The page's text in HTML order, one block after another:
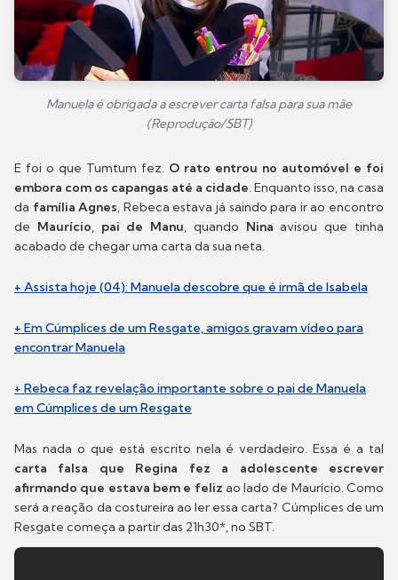
Manuela é obrigada a escrever carta falsa para sua mãe
(Reprodução/SBT)
E foi o que Tumtum fez. O rato entrou no automóvel e foi
embora com os capangas até a cidade. Enquanto isso, na casa
da família Agnes, Rebeca estava já saindo para ir ao encontro
de Maurício, pai de Manu, quando Nina avisou que tinha
acabado de chegar uma carta da sua neta.
+ Assista hoje (04): Manuela descobre que é irmã de Isabela
+ Em Cúmplices de um Resgate, amigos gravam vídeo para
encontrar Manuela
+ Rebeca faz revelação importante sobre o pai de Manuela
em Cúmplices de um Resgate
Mas nada o que está escrito nela é verdadeiro. Essa é a tal
carta falsa que Regina fez a adolescente escrever
afirmando que estava bem e feliz ao lado de Maurício. Como
será a reação da costureira ao ler essa carta? Cúmplices de um
Resgate começa a partir das 21h30*, no SBT.